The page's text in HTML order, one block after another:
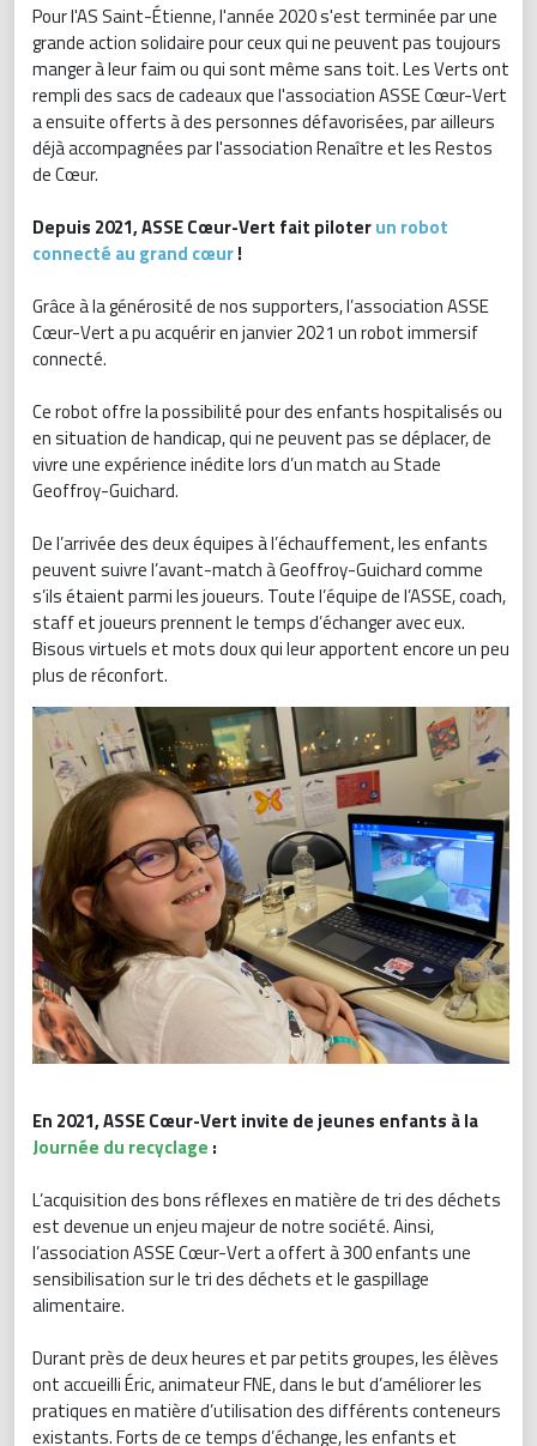
Pour l'AS Saint-Étienne, l'année 2020 s'est terminée par une
grande action solidaire pour ceux qui ne peuvent pas toujours
manger à leur faim ou qui sont même sans toit. Les Verts ont
rempli des sacs de cadeaux que l'association ASSE Cœur-Vert
a ensuite offerts à des personnes défavorisées, par ailleurs
déjà accompagnées par l'association Renaître et les Restos
de Cœur.
Depuis 2021, ASSE Cœur-Vert fait piloterun robot
connecté au grand cœur!
Grâce à la générosité de nos supporters, l’association ASSE
Cœur-Vert a pu acquérir en janvier 2021 un robot immersif
connecté.
Ce robot offre la possibilité pour des enfants hospitalisés ou
en situation de handicap, qui ne peuvent pas se déplacer, de
vivre une expérience inédite lors d’un match au Stade
Geoffroy-Guichard.
De l’arrivée des deux équipes à l’échauffement, les enfants
peuvent suivre l’avant-match à Geoffroy-Guichard comme
s’ils étaient parmi les joueurs. Toute l’équipe de l’ASSE, coach,
staff et joueurs prennent le temps d’échanger avec eux.
Bisous virtuels et mots doux qui leur apportent encore un peu
plus de réconfort.
En 2021, ASSE Cœur-Vert invite de jeunes enfants à la
Journée du recyclage :
L’acquisition des bons réflexes en matière de tri des déchets
est devenue un enjeu majeur de notre société. Ainsi,
l’association ASSE Cœur-Vert a offert à 300 enfants une
sensibilisation sur le tri des déchets et le gaspillage
alimentaire.
Durant près de deux heures et par petits groupes, les élèves
ont accueilli Éric, animateur FNE, dans le but d’améliorer les
pratiques en matière d’utilisation des différents conteneurs
existants. Forts de ce temps d’échange, les enfants et